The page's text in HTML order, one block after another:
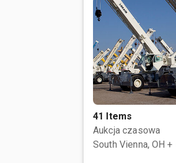
41 Items
Aukcja czasowa
South Vienna, OH +